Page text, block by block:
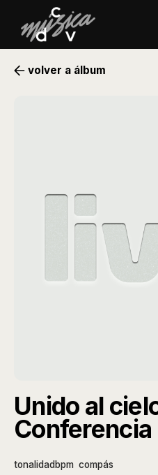
volver a álbum
Unido al
Conferencia
tonalidad bpm compás